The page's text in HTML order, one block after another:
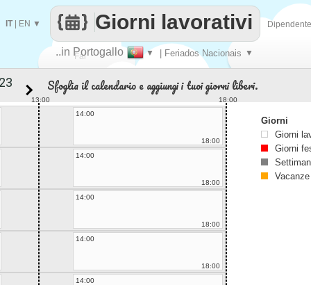
Fai
..in Portogallo ▼ | Feriados Nacionais ▼
Giorni lavorativi
IT| EN ▼
Sfoglia il calendario e aggiungi i tuoi giorni liberi.
13:00
18:00
14:00
18:00
14:00
18:00
14:00
18:00
14:00
18:00
14:00
Giorni
Giorni
Giorni
Vacanze